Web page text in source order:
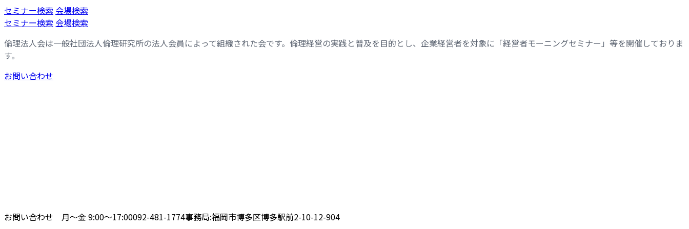
コ
ン
ン
ツ
へ
ス
ナ
ビ
ー
シ
ョ
ン
セミナー検索 会場検索
セミナー検索 会場検索
倫理法人会は一般社団法人倫理研究所の法人会員によって組織された会です。倫理経営の実践と普及を目的とし、企業経営者を対象に「経営者モーニングセミナー」等を開催しておりま
す。
お問い合わせ
お問い合わせ 月〜金 9:00〜17:00092-481-1774事務局:福岡市博多区博多駅前2-10-12-904